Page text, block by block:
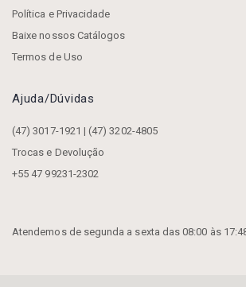
Política e Privacidade
Baixe nossos Catálogos
Termos de Uso
Ajuda/dúvidas
(47) 3017-1921 | (47) 3202-4805
Trocas e Devolução
+55 47 99231-2302
Atendemos de segunda a sexta das 08:00 às